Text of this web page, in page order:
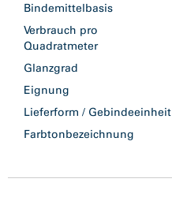
Bindemittelbasis
Verbrauch pro
Quadratmeter
Glanzgrad
Eignung
Lieferform / Gebindeeinheit
Farbtonbezeichnung